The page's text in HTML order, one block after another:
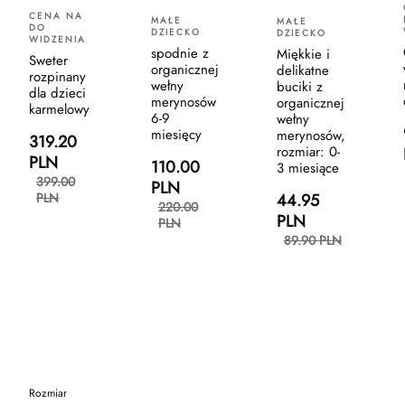
CENA NA
DO
WIDZENIA
Sweter
rozpinany
dla dzieci
karmelowy
319.20
PLN
399.00
PLN
Rozmiar
MAŁE
DZIECKO
spodnie z
organicznej
wełny
merynosów
6-9
miesięcy
110.00
PLN
220.00
PLN
MAŁE
DZIECKO
Miękkie i
delikatne
buciki z
organicznej
wełny
merynosów,
rozmiar: 0-
3 miesiące
44.95
PLN
89.90 PLN